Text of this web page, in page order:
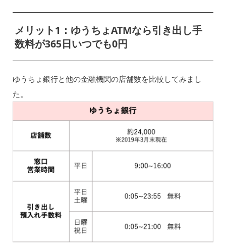
メリット1：ゆうちょATMなら引き出し手
数料が365日いつでも0円
ゆうちょ銀行と他の金融機関の店舗数を比較してみまし
た。